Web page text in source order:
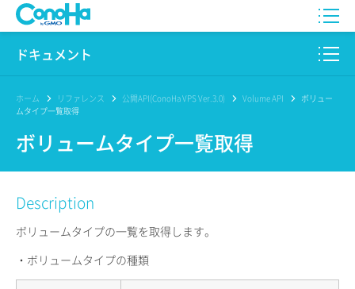
WING
Pencil
サービス一覧
サポート
ドキュメント
このサイトについて
プロダクト
リファレンス
リリースノート
ホーム リファレンス 公開API(ConoHa VPS Ver.3.0) Volume API
ボリュー
ムタイプ一覧取得
ボリュームタイプ一覧取得
Description
ボリュームタイプの一覧を取得します。
・ボリュームタイプの種類